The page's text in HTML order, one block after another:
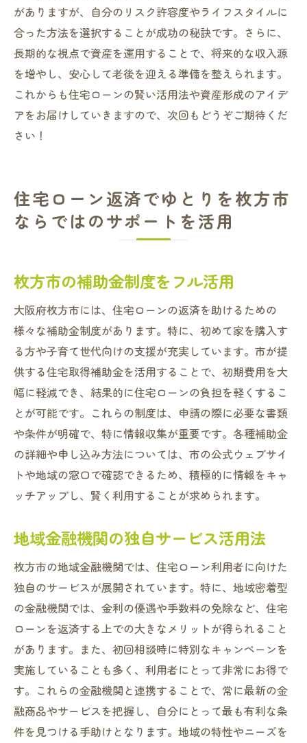
がありますが、自分のリスク許容度やライフスタイルに
合った方法を選択することが成功の秘訣です。さらに、
長期的な視点で資産を運用することで、将来的な収入源
を増やし、安心して老後を迎える準備を整えられます。
これからも住宅ローンの賢い活用法や資産形成のアイデ
アをお届けしていきますので、次回もどうぞご期待くだ
さい！
住宅ローン返済でゆとりを枚方市
ならではのサポートを活用
枚方市の補助金制度をフル活用
大阪府枚方市には、住宅ローンの返済を助けるための
様々な補助金制度があります。特に、初めて家を購入す
る方や子育て世代向けの支援が充実しています。市が提
供する住宅取得補助金を活用することで、初期費用を大
幅に軽減でき、結果的に住宅ローンの負担を軽くするこ
とが可能です。これらの制度は、申請の際に必要な書類
や条件が明確で、特に情報収集が重要です。各種補助金
の詳細や申し込み方法については、市の公式ウェブサイ
トや地域の窓口で確認できるため、積極的に情報をキャ
ッチアップし、賢く利用することが求められます。
地域金融機関の独自サービス活用法
枚方市の地域金融機関では、住宅ローン利用者に向けた
独自のサービスが展開されています。特に、地域密着型
の金融機関では、金利の優遇や手数料の免除など、住宅
ローンを返済する上での大きなメリットが得られること
があります。また、初回相談時に特別なキャンペーンを
実施していることも多く、利用者にとって非常にお得で
す。これらの金融機関と連携することで、常に最新の金
融商品やサービスを把握し、自分にとって最も有利な条
件を見つける手助けとなります。地域の特性やニーズを